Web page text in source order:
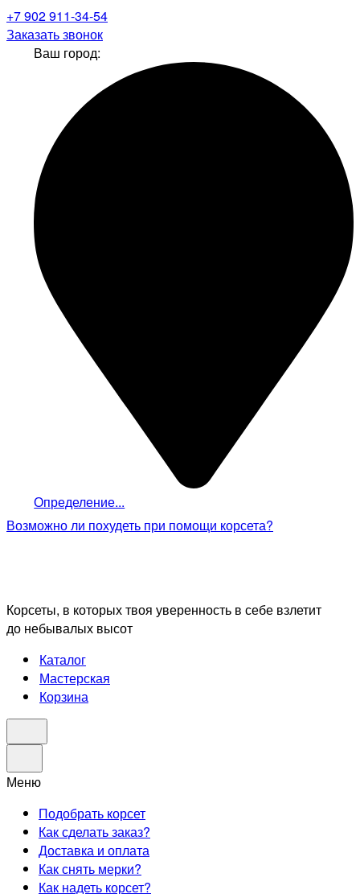
+7 902 911-34-54
Заказать звонок
Ваш город:
Определение...
Возможно ли похудеть при помощи корсета?
Корсеты, в которых твоя уверенность в себе взлетит
до небывалых высот
Каталог
Мастерская
Корзина
Меню
Подобрать корсет
Как сделать заказ?
Доставка и оплата
Как снять мерки?
Как надеть корсет?